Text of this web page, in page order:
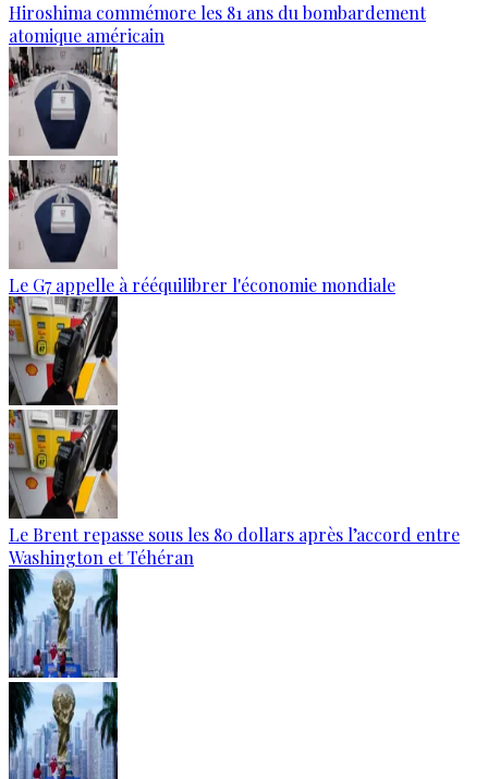
Hiroshima commémore les 81 ans du bombardement
atomique américain
Le G7 appelle à rééquilibrer l'économie mondiale
Le Brent repasse sous les 80 dollars après l’accord entre
Washington et Téhéran